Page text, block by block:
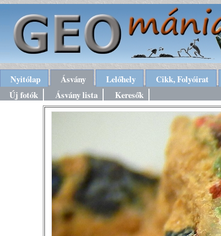
Nyitólap Ásvány Lelőhely
Cikk, Folyóirat
Új fotók
Ásvány lista Keresők